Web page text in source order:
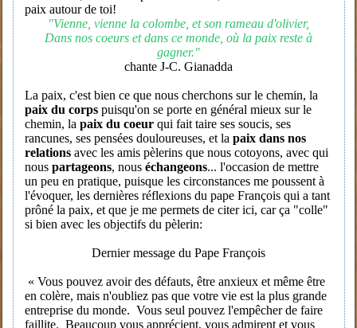
paix autour de toi!
"Vienne, vienne la colombe, et son rameau d'olivier,
Dans nos coeurs et dans ce monde, où la paix reste à
gagner."
chante J-C. Gianadda
La paix, c'est bien ce que nous cherchons sur le chemin, la
paix du corpspuisqu'on se porte en général mieux sur le
chemin, la paix du coeurqui fait taire ses soucis, ses
rancunes, ses pensées douloureuses, et la paix dans nos
relationsavec les amis pèlerins que nous cotoyons, avec qui
nous partageons, nous échangeons... l'occasion de mettre
un peu en pratique, puisque les circonstances me poussent à
l'évoquer, les dernières réflexions du pape François qui a tant
prôné la paix, et que je me permets de citer ici, car ça "colle"
si bien avec les objectifs du pèlerin:
Dernier message du Pape François
« Vous pouvez avoir des défauts, être anxieux et même être
en colère, mais n'oubliez pas que votre vie est la plus grande
entreprise du monde. Vous seul pouvez l'empêcher de faire
faillite. Beaucoup vous apprécient, vous admirent et vous